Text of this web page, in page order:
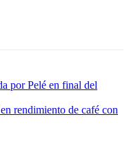
por Pelé en final del
rendimiento de café con